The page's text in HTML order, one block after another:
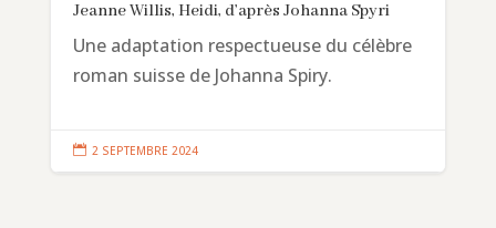
Jeanne Willis, Heidi, d’après Johanna Spyri
Une adaptation respectueuse du célèbre
roman suisse de Johanna Spiry.
 2 SEPTEMBRE 2024